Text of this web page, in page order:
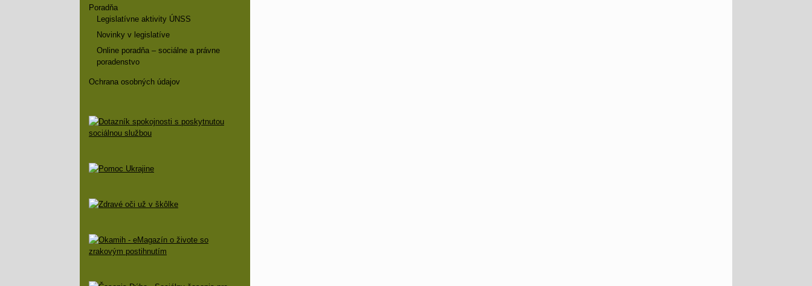
Poradňa
Legislatívne aktivity ÚNSS
Novinky v legislatíve
Online poradňa – sociálne a právne
poradenstvo
Ochrana osobných údajov